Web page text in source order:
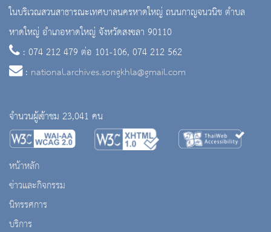
ในบริเวณสวนสาธารณะเทศบาลนครหาดใหญ่ ถนนกาญจนวนิช ตำบล
หาดใหญ่ อำเภอหาดใหญ่ จังหวัดสงขลา 90110
: 074 212 479 ต่อ 101-106, 074 212 562
: national.archives.songkhla@gmail.com
จำนวนผู้เข้าชม 23,041 คน
หน้าหลัก
ข่าวและกิจกรรม
นิทรรศการ
บริการ